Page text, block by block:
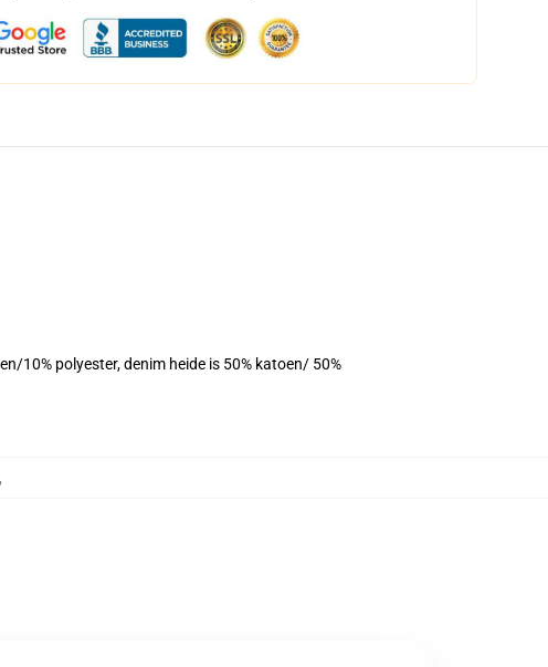
10% polyester, denim heide is 50% katoen/ 50%
,